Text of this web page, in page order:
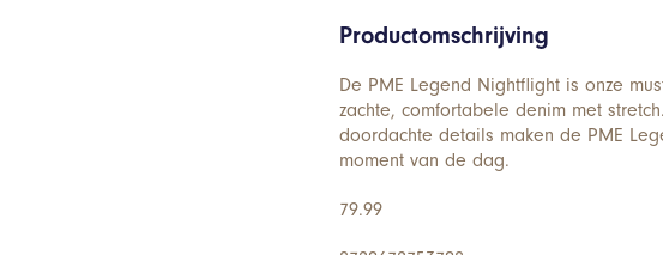
Productomschrijving
De PME Legend Nightflight is onze
zachte, comfortabele denim met
doordachte details maken de PME
moment van de dag.
79.99